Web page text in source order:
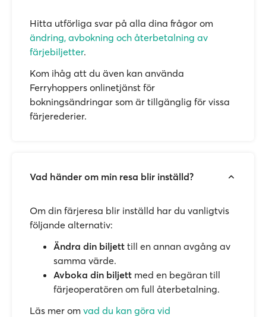
Hitta utförliga svar på alla dina frågor om
ändring, avbokning och återbetalning av
färjebiljetter.
Kom ihåg att du även kan använda
Ferryhoppers onlinetjänst för
bokningsändringar som är tillgänglig för vissa
färjerederier.
Vad händer om min resa blir inställd?
Om din färjeresa blir inställd har du vanligtvis
följande alternativ:
Ändra din biljett till en annan avgång av
samma värde.
Avboka din biljett med en begäran till
färjeoperatören om full återbetalning.
Läs mer om vad du kan göra vid